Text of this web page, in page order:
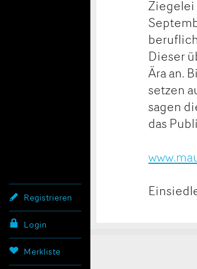
Registrieren
Login
Merkliste
Ziegelei
Dieser
Ära an.
setzen
sagen
das